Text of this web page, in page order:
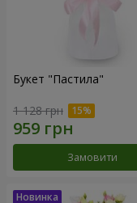
Букет "Пастила"
1 128 грн
Замовити